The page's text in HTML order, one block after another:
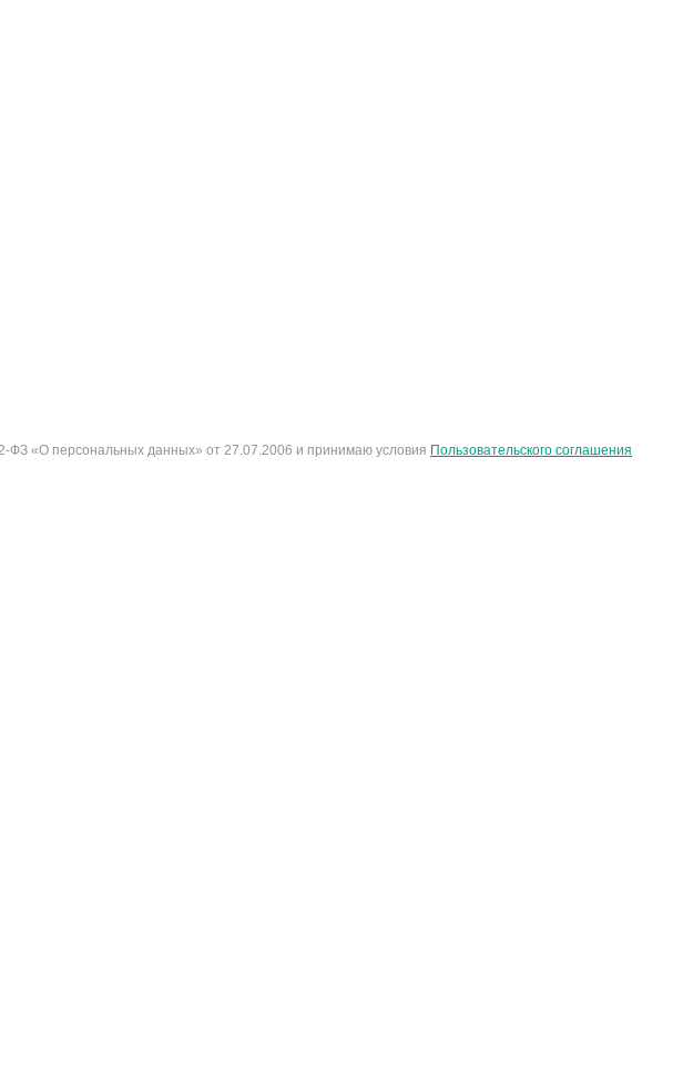
ФЗ «О персональных данных» от 27.07.2006 и принимаю условия Пользовательского соглашения